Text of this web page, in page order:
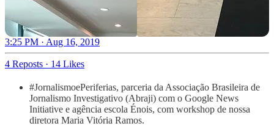
3:25 PM · Aug 16, 2019
4 Reposts · 14 Likes
#JornalismoePeriferias, parceria da Associação Brasileira de
Jornalismo Investigativo (Abraji) com o Google News
Initiative e agência escola Énois, com workshop de nossa
diretora Maria Vitória Ramos.